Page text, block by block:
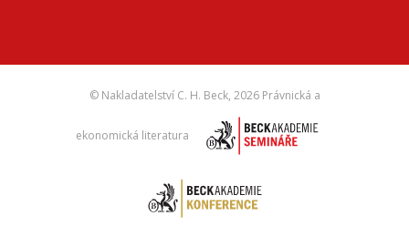
© Nakladatelství C. H. Beck, 2026 Právnická a
ekonomická literatura